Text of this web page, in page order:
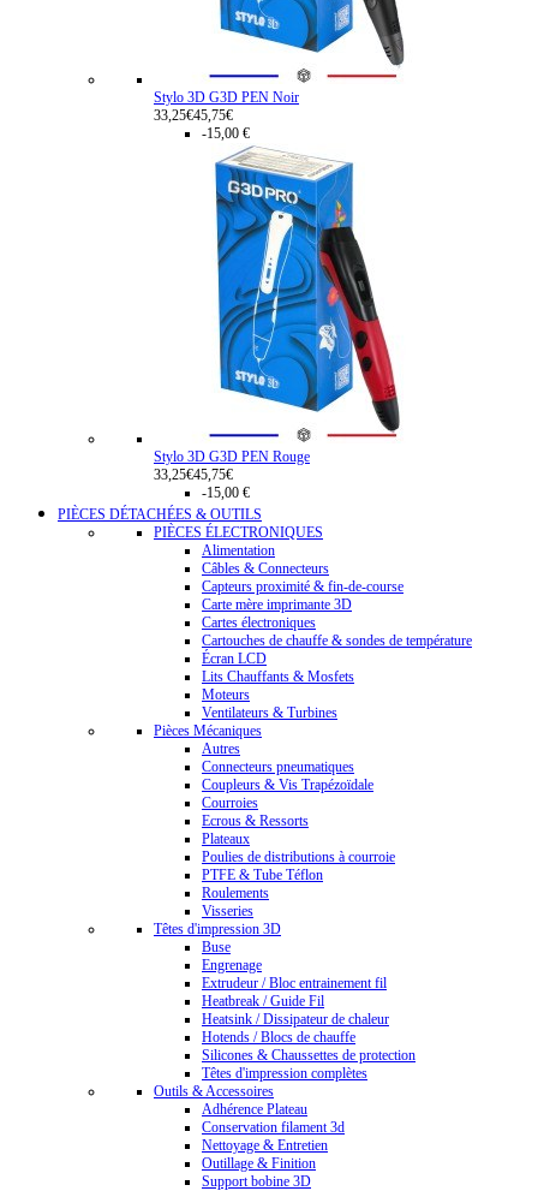
Stylo 3D G3D PEN Noir
33,25€45,75€
-15,00 €
Stylo 3D G3D PEN Rouge
33,25€45,75€
-15,00 €
PIÈCES DÉTACHÉES & OUTILS
PIÈCES ÉLECTRONIQUES
Alimentation
Câbles & Connecteurs
Capteurs proximité & fin-de-course
Carte mère imprimante 3D
Cartes électroniques
Cartouches de chauffe & sondes de température
Écran LCD
Lits Chauffants & Mosfets
Moteurs
Ventilateurs & Turbines
Pièces Mécaniques
Autres
Connecteurs pneumatiques
Coupleurs & Vis Trapézoïdale
Courroies
Ecrous & Ressorts
Plateaux
Poulies de distributions à courroie
PTFE & Tube Téflon
Roulements
Visseries
Têtes d'impression 3D
Buse
Engrenage
Extrudeur / Bloc entrainement fil
Heatbreak / Guide Fil
Heatsink / Dissipateur de chaleur
Hotends / Blocs de chauffe
Silicones & Chaussettes de protection
Têtes d'impression complètes
Outils & Accessoires
Adhérence Plateau
Conservation filament 3d
Nettoyage & Entretien
Outillage & Finition
Support bobine 3D